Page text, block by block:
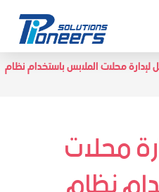
لإدارة محلات الملابس باستخدام نظام
محلات